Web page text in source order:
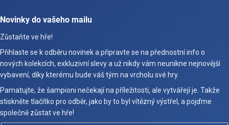
Novinky do vašeho mailu
Zůstaňte ve hře!
Přihlaste se k odběru novinek a připravte se na přednostní info o
nových kolekcích, exkluzivní slevy a už nikdy vám neunikne nejnovější
vybavení, díky kterému bude váš tým na vrcholu své hry.
Pamatujte, že šampioni nečekají na příležitosti, ale vytvářejí je. Takže
stiskněte tlačítko pro odběr, jako by to byl vítězný výstřel, a pojďme
společně zůstat ve hře!